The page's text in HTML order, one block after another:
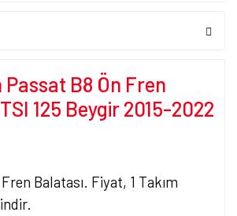
B8 Ön Fren
125 Beygir 2015-2022
Balatası. Fiyat, 1 Takım